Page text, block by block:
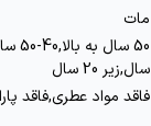
مات
سال,زیر 20 سال
فاقد مواد عطری,فاقد